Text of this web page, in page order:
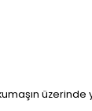
üzerinde